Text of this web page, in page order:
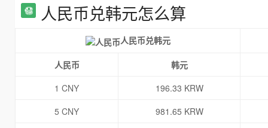
人民币兑韩元怎么算
人民币兑韩元
人民币
韩元
1 CNY
196.33 KRW
5 CNY
981.65 KRW